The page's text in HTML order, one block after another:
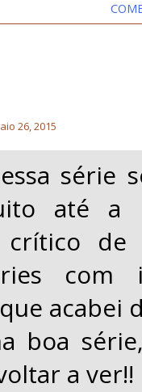
26, 2015
série
até a
crítico
com
acabei
boa
a ver!!